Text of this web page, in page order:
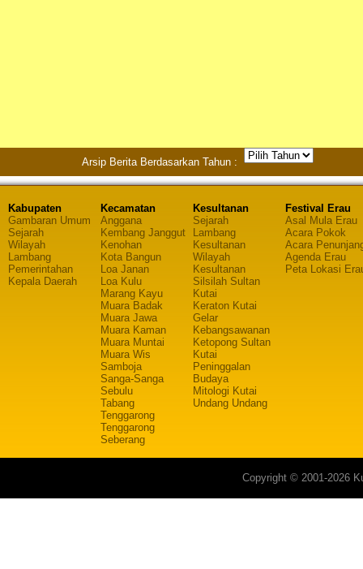
Arsip Berita Berdasarkan Tahun :
Kabupaten
Gambaran Umum
Sejarah
Wilayah
Lambang
Pemerintahan
Kepala Daerah
Kecamatan
Anggana
Kembang Janggut
Kenohan
Kota Bangun
Loa Janan
Loa Kulu
Marang Kayu
Muara Badak
Muara Jawa
Muara Kaman
Muara Muntai
Muara Wis
Samboja
Sanga-Sanga
Sebulu
Tabang
Tenggarong
Tenggarong
Seberang
Kesultanan
Sejarah
Lambang
Kesultanan
Wilayah
Kesultanan
Silsilah Sultan
Kutai
Keraton Kutai
Gelar
Kebangsawanan
Ketopong Sultan
Kutai
Peninggalan
Budaya
Mitologi Kutai
Undang Undang
Festival Erau
Asal Mula Erau
Acara Pokok
Acara
Agenda Erau
Peta Lokasi
Copyright © 2001-2026